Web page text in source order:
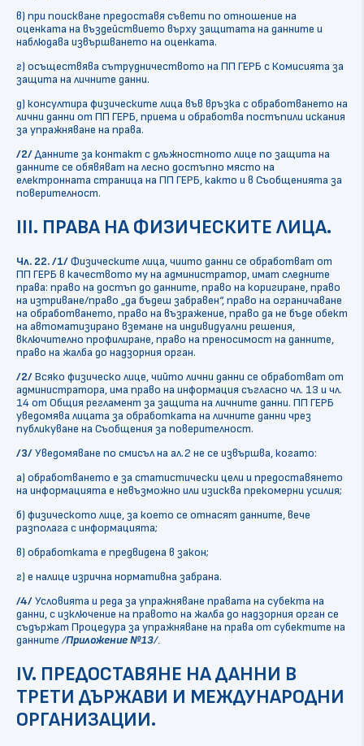
в) при поискване предоставя съвети по отношение на
оценката на въздействието върху защитата на данните и
наблюдава извършването на оценката.
г) осъществява сътрудничеството на ПП ГЕРБ с Комисията за
защита на личните данни.
д) консултира физическите лица във връзка с обработването на
лични данни от ПП ГЕРБ, приема и обработва постъпили искания
за упражняване на права.
/2/Данните за контакт с длъжностното лице по защита на
данните се обявяват на лесно достъпно място на
електронната страница на ПП ГЕРБ, както и в Съобщенията за
поверителност.
III. ПРАВА НА ФИЗИЧЕСКИТЕ ЛИЦА.
Чл. 22./1/Физическите лица, чиито данни се обработват от
ПП ГЕРБ в качеството му на администратор, имат следните
права: право на достъп до данните, право на коригиране, право
на изтриване/право „да бъдеш забравен“, право на ограничаване
на обработването, право на възражение, право да не бъде обект
на автоматизирано вземане на индивидуални решения,
включително профилиране, право на преносимост на данните,
право на жалба до надзорния орган.
/2/Всяко физическо лице, чийто лични данни се обработват от
администратора, има право на информация съгласно чл. 13 и чл.
14 от Общия регламент за защита на личните данни. ПП ГЕРБ
уведомява лицата за обработката на личните данни чрез
публикуване на Съобщения за поверителност.
/3/Уведомяване по смисъл на ал.2 не се извършва, когато:
а) обработването е за статистически цели и предоставянето
на информацията е невъзможно или изисква прекомерни усилия;
б) физическото лице, за което се отнасят данните, вече
разполага с информацията;
в) обработката е предвидена в закон;
г) е налице изрична нормативна забрана.
/4/Условията и реда за упражняване правата на субекта на
данни, с изключение на правото на жалба до надзорния орган се
съдържат Процедура за упражняване на права от субектите на
данните /Приложение №13/.
IV. ПРЕДОСТАВЯНЕ НА ДАННИ В
ТРЕТИ ДЪРЖАВИ И МЕЖДУНАРОДНИ
ОРГАНИЗАЦИИ.